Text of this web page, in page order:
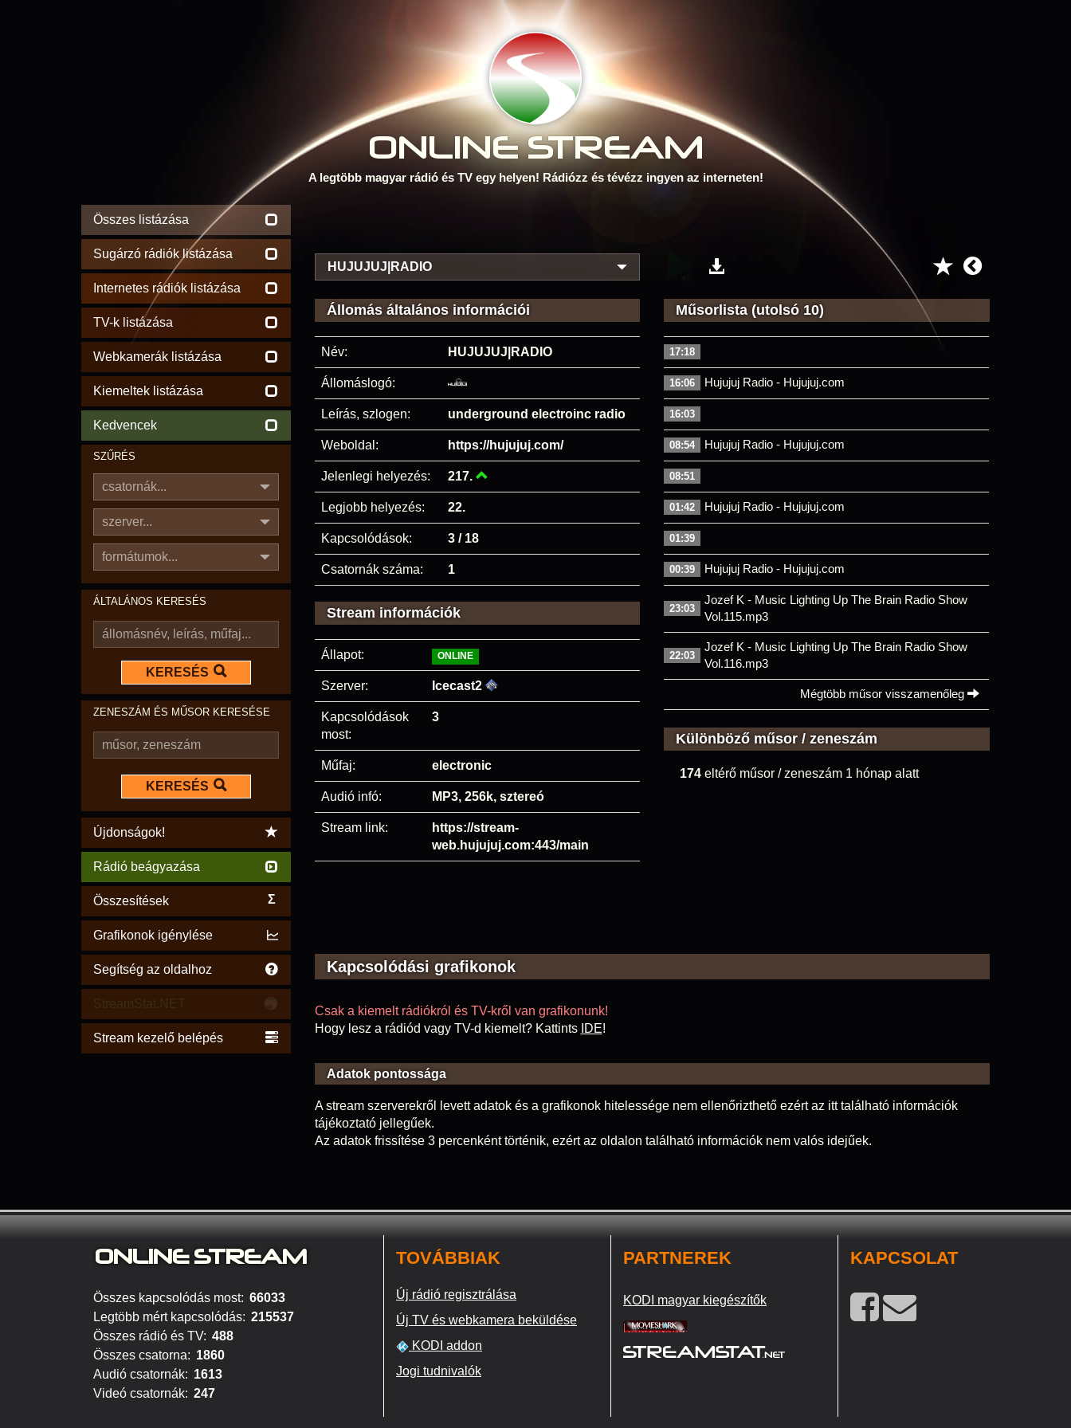
ONLINE STREAM
A legtöbb magyar rádió és TV egy helyen! Rádiózz és tévézz ingyen az interneten!
Összes listázása
Sugárzó rádiók listázása
Internetes rádiók listázása
TV-k listázása
Webkamerák listázása
Kiemeltek listázása
Kedvencek
SZŰRÉS
csatornák...
szerver...
formátumok...
ÁLTALÁNOS KERESÉS
KERESÉS
ZENESZÁM ÉS MŰSOR KERESÉSE
KERESÉS
Újdonságok!
Rádió beágyazása
Összesítések Σ
Grafikonok igénylése
Segítség az oldalhoz
Stream kezelő belépés
HUJUJUJ|RADIO
Állomás általános információi
Név: HUJUJUJ|RADIO
Állomáslogó:
Leírás, szlogen: underground electroinc radio
Weboldal: https://hujujuj.com/
Jelenlegi helyezés: 217.
Legjobb helyezés: 22.
Kapcsolódások: 3 / 18
Csatornák száma: 1
Stream információk
Állapot: ONLINE
Szerver: Icecast2
Kapcsolódások
most:
3
Műfaj: electronic
Audió infó: MP3, 256k, sztereó
Stream link:
https://stream-
web.hujujuj.com:443/main
Műsorlista (utolsó 10)
17:18
16:06 Hujujuj Radio - Hujujuj.com
16:03
08:54 Hujujuj Radio - Hujujuj.com
08:51
01:42 Hujujuj Radio - Hujujuj.com
01:39
00:39 Hujujuj Radio - Hujujuj.com
23:03
Jozef K - Music Lighting Up The Brain Radio Show
Vol.115.mp3
22:03
Jozef K - Music Lighting Up The Brain Radio Show
Vol.116.mp3
Mégtöbb műsor visszamenőleg
Különböző műsor / zeneszám
174 eltérő műsor / zeneszám 1 hónap alatt
Kapcsolódási grafikonok
Csak a kiemelt rádiókról és TV-kről van grafikonunk!
Hogy lesz a rádiód vagy TV-d kiemelt? Kattints IDE!
Adatok pontossága
A stream szerverekről levett adatok és a grafikonok hitelessége nem ellenőrizthető ezért az itt található információk
tájékoztató jellegűek.
Az adatok frissítése 3 percenként történik, ezért az oldalon található információk nem valós idejűek.
ONLINE STREAM
Összes kapcsolódás most: 66033
Legtöbb mért kapcsolódás: 215537
Összes rádió és TV: 488
Összes csatorna: 1860
Audió csatornák: 1613
Videó csatornák: 247
TOVÁBBIAK
Új rádió regisztrálása
Új TV és webkamera beküldése
KODI addon
Jogi tudnivalók
PARTNEREK
KODI magyar kiegészítők
KAPCSOLAT